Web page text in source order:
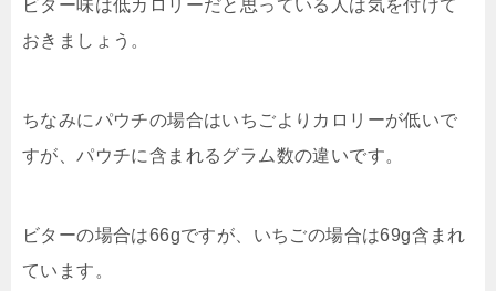
ビター味は低カロリーだと思っている人は気を付けて
おきましょう。
ちなみにパウチの場合はいちごよりカロリーが低いで
すが、パウチに含まれるグラム数の違いです。
ビターの場合は66gですが、いちごの場合は69g含まれ
ています。